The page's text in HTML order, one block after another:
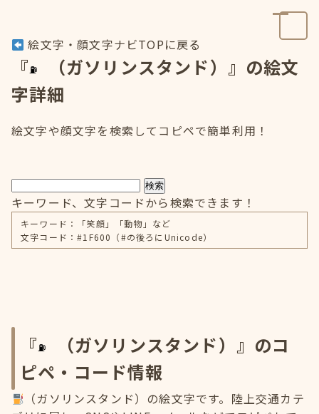
絵文字・顔文字ナビTOPに戻る
『
（ガソリンスタンド）』の絵文
字詳細
絵文字や顔文字を検索してコピペで簡単利用！
検索
キーワード、文字コードから検索できます！
キーワード：「笑顔」「動物」など
文字コード：#1F600（#の後ろにUnicode）
『
（ガソリンスタンド）』のコ
ピペ・コード情報
（ガソリンスタンド）の絵文字です。陸上交通カテ